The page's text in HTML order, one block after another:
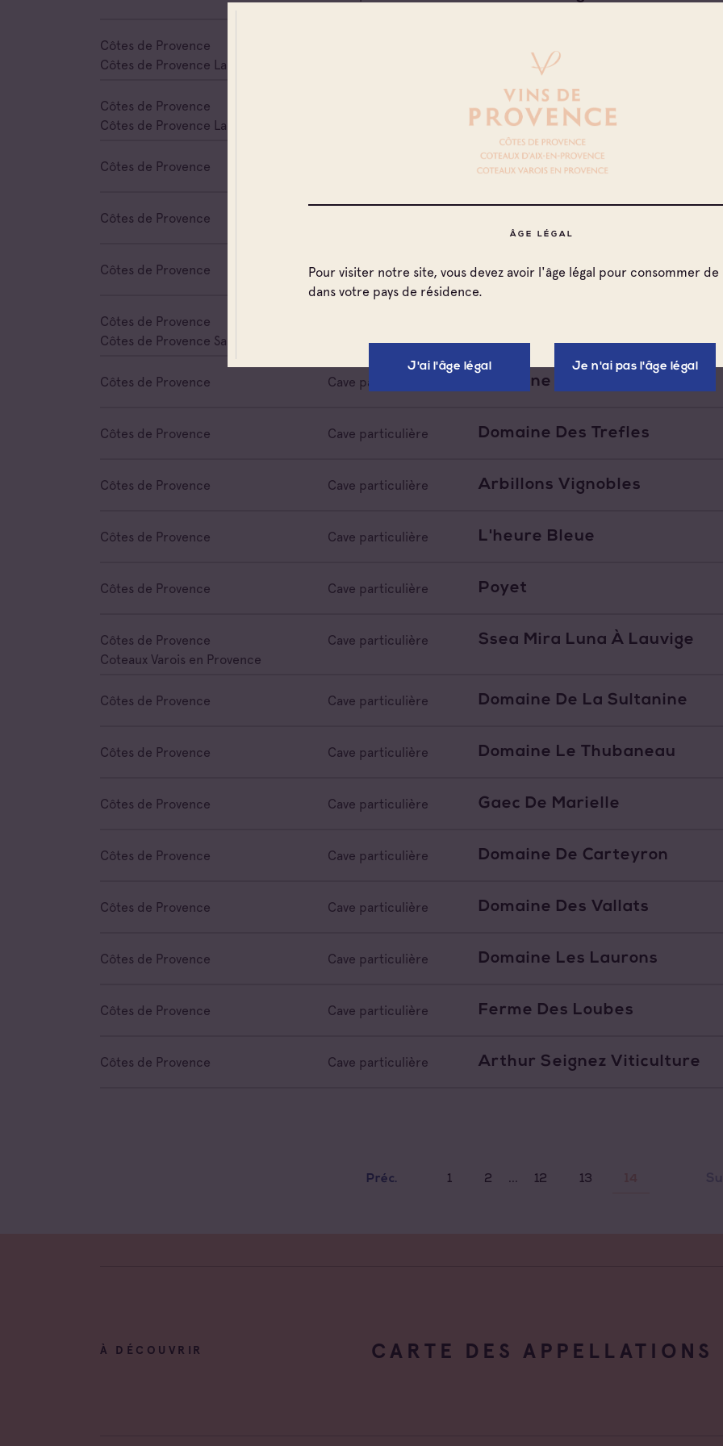
ÂGE LÉGAL
Pour visiter notre site, vous devez avoir l'âge légal pour consommer
dans votre pays de résidence.
J'ai l'âge légal Je n'ai pas l'âge légal
Côtes de Provence
Côtes de Provence La Londe
Côtes de Provence
Côtes de Provence La Londe
Domaine De Bregancon
Côtes de Provence Amc Agri
Côtes de Provence
Côtes de Provence Cave particulière Domaine De La Coulerette
Côtes de Provence
Côtes de Provence Sainte Victoire
Côtes de Provence Cave particulière Domaine De L'avellan
Côtes de Provence Cave particulière Domaine Des Trefles
Côtes de Provence Cave particulière Arbillons Vignobles
Côtes de Provence Cave particulière L'heure Bleue
Côtes de Provence Cave particulière Poyet
Côtes de Provence
Coteaux Varois en Provence
Cave particulière Ssea Mira Luna À Lauvige
Côtes de Provence Cave particulière Domaine De La Sultanine
Côtes de Provence Cave particulière Domaine Le Thubaneau
Côtes de Provence Cave particulière Gaec De Marielle
Côtes de Provence Cave particulière Domaine De Carteyron
Côtes de Provence Cave particulière Domaine Des Vallats
Côtes de Provence Cave particulière Domaine Les Laurons
Côtes de Provence Cave particulière Ferme Des Loubes
Côtes de Provence Cave particulière Arthur Seignez Viticulture
Préc. 1 2 ... 12 13
À DÉCOUVRIR CARTE DES APPELLATIONS